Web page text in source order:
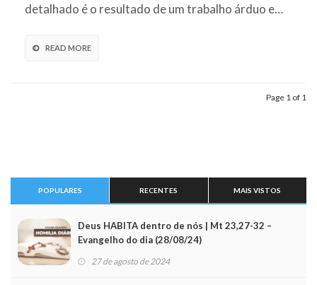
detalhado é o resultado de um trabalho árduo e…
READ MORE
Page 1 of 1
POPULARES RECENTES MAIS VISTOS
Deus HABITA dentro de nós | Mt 23,27-32 –
Evangelho do dia (28/08/24)
27 de agosto de 2024